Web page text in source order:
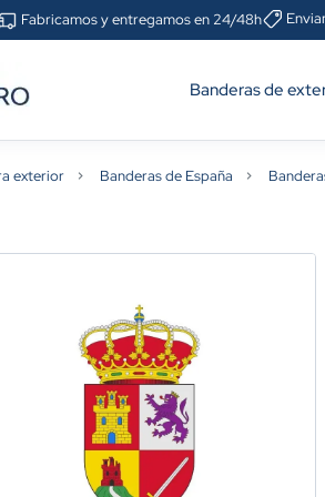
Fabricamos y entregamos en 24/48h
Banderas de
exterior Banderas de España